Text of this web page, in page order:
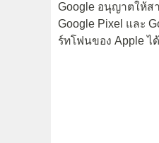
Google อนุญาตให้ส
Google Pixel และ
ร์ทโฟนของ Apple ไ